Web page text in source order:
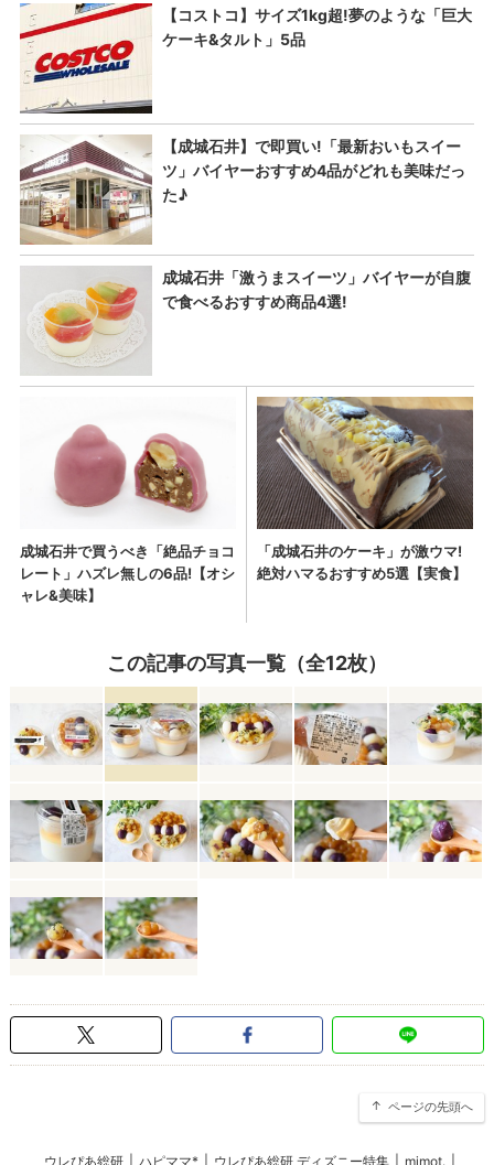
この記事の写真一覧（全12枚）
ページの先頭へ
ウレぴあ総研 ハピママ* ウレぴあ総研 ディズニー特集 mimot.